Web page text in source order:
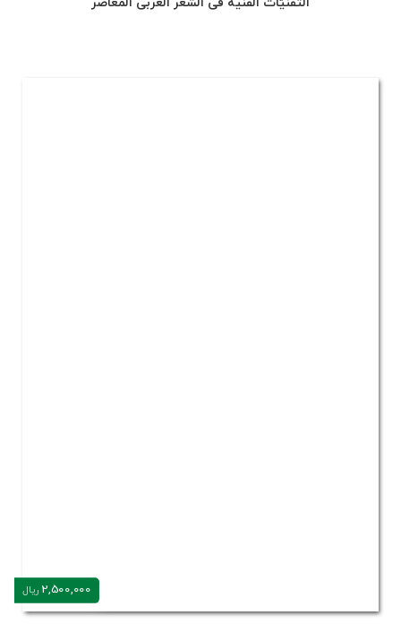
2,500,000 ریال